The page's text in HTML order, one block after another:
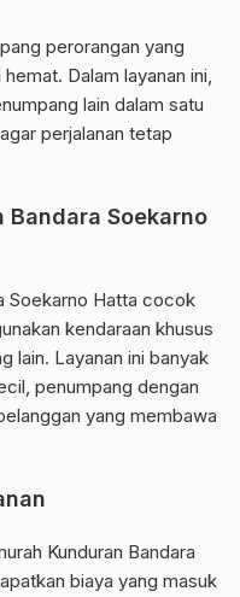
perorangan yang
Dalam layanan ini,
lain dalam satu
perjalanan tetap
Bandara Soekarno
Soekarno Hatta cocok
kendaraan khusus
lain. Layanan ini banyak
penumpang dengan
yang membawa
Kunduran Bandara
biaya yang masuk